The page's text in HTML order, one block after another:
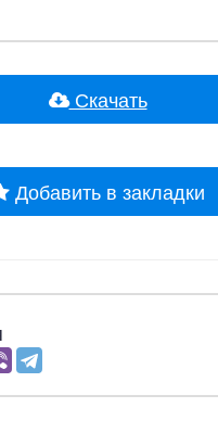
Скачать
Добавить в закладки